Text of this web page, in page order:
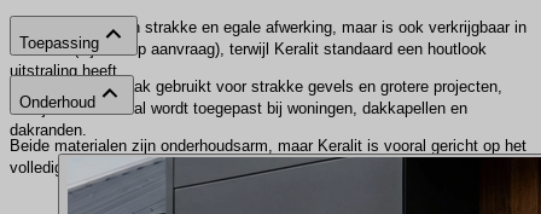
Trespa® heeft een strakke en egale afwerking, maar is ook verkrijgbaar in
houtlook (bij ons op aanvraag), terwijl Keralit standaard een houtlook
uitstraling heeft.
Toepassing
Trespa® wordt vaak gebruikt voor strakke gevels en grotere projecten,
terwijl Keralit vooral wordt toegepast bij woningen, dakkapellen en
dakranden.
Onderhoud
Beide materialen zijn onderhoudsarm, maar Keralit is vooral gericht op het
volledig vervangen van schilderwerk.